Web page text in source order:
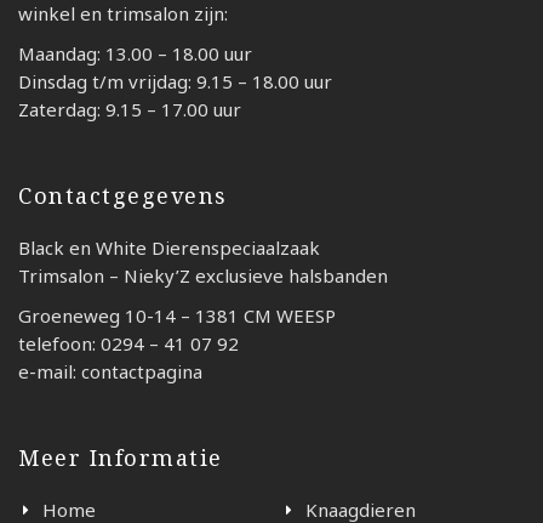
winkel en trimsalon zijn:
Maandag: 13.00 – 18.00 uur
Dinsdag t/m vrijdag: 9.15 – 18.00 uur
Zaterdag: 9.15 – 17.00 uur
Contactgegevens
Black en White Dierenspeciaalzaak
Trimsalon – Nieky’Z exclusieve halsbanden
Groeneweg 10-14 – 1381 CM WEESP
telefoon: 0294 – 41 07 92
e-mail: contactpagina
Meer Informatie
Home Knaagdieren